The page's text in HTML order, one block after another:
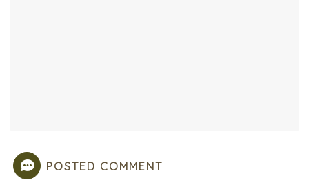
POSTED COMMENT